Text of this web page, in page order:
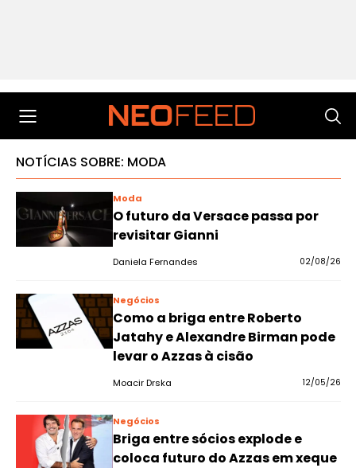
NOTÍCIAS SOBRE: MODA
Moda
O futuro da Versace passa por
revisitar Gianni
Daniela Fernandes 02/08/26
Negócios
Como a briga entre Roberto
Jatahy e Alexandre Birman pode
levar o Azzas à cisão
Moacir Drska 12/05/26
Negócios
Briga entre sócios explode e
coloca futuro do Azzas em xeque